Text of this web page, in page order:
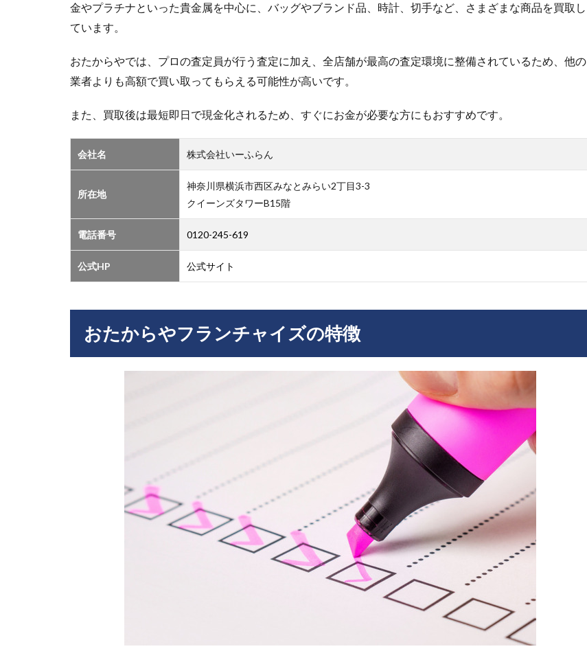
ら
や
ラ
ン
チ
イ
の
特
徴
2.1
揃え
2.2
地域
型
2.3
金やプラチナといった貴金属を中心に、バッグやブランド品、時計、切手など、さまざまな商品を買取し
ています。
おたからやでは、プロの査定員が行う査定に加え、全店舗が最高の査定環境に整備されているため、他の
業者よりも高額で買い取ってもらえる可能性が高いです。
また、買取後は最短即日で現金化されるため、すぐにお金が必要な方にもおすすめです。
会社名 株式会社いーふらん
所在地
神奈川県横浜市西区みなとみらい2丁目3-3
クイーンズタワーB15階
電話番号 0120-245-619
公式HP 公式サイト
おたからやフランチャイズの特徴